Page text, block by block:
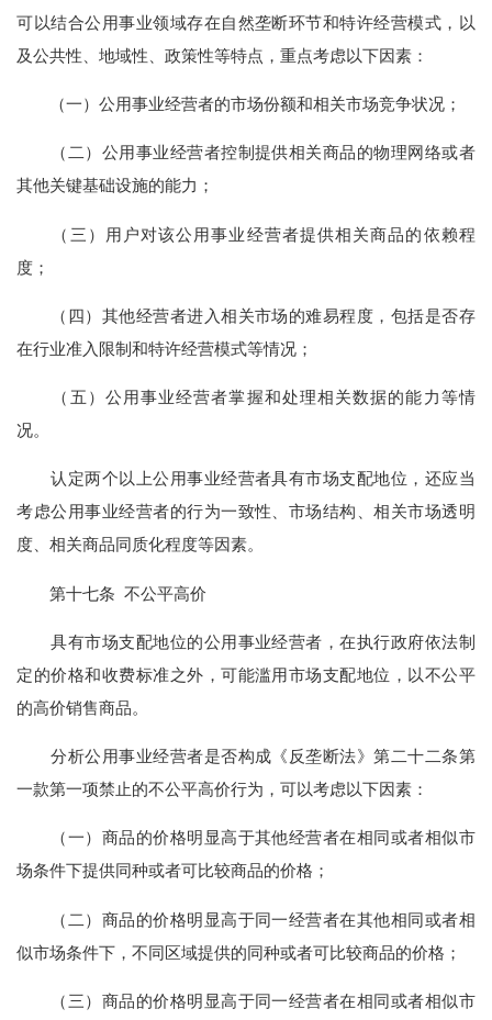
可以结合公用事业领域存在自然垄断环节和特许经营模式，以
及公共性、地域性、政策性等特点，重点考虑以下因素：
（一）公用事业经营者的市场份额和相关市场竞争状况；
（二）公用事业经营者控制提供相关商品的物理网络或者
其他关键基础设施的能力；
（三）用户对该公用事业经营者提供相关商品的依赖程
度；
（四）其他经营者进入相关市场的难易程度，包括是否存
在行业准入限制和特许经营模式等情况；
（五）公用事业经营者掌握和处理相关数据的能力等情
况。
认定两个以上公用事业经营者具有市场支配地位，还应当
考虑公用事业经营者的行为一致性、市场结构、相关市场透明
度、相关商品同质化程度等因素。
第十七条 不公平高价
具有市场支配地位的公用事业经营者，在执行政府依法制
定的价格和收费标准之外，可能滥用市场支配地位，以不公平
的高价销售商品。
分析公用事业经营者是否构成《反垄断法》第二十二条第
一款第一项禁止的不公平高价行为，可以考虑以下因素：
（一）商品的价格明显高于其他经营者在相同或者相似市
场条件下提供同种或者可比较商品的价格；
（二）商品的价格明显高于同一经营者在其他相同或者相
似市场条件下，不同区域提供的同种或者可比较商品的价格；
（三）商品的价格明显高于同一经营者在相同或者相似市